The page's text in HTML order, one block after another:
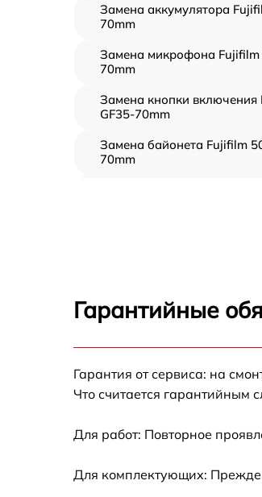
Замена аккумулятора
70mm
Замена микрофона Fujifilm
70mm
Замена кнопки включения
GF35-70mm
Замена байонета Fujifilm
70mm
Замена материнской
Замена затвора Fujifilm
Kit GF35-70mm
Гарантийные
Гарантия от сервиса: на
Что считается гарантийным
Для работ: Повторное
Для комплектующих: